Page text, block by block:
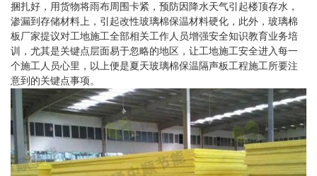
捆扎好，用货物将雨布周围卡紧，预防因降水天气引起楼顶存水，
渗漏到存储材料上，引起改性玻璃棉保温材料硬化，此外，玻璃棉
板厂家提议对工地施工全部相关工作人员增强安全知识教育业务培
训，尤其是关键点层面易于忽略的地区，让工地施工安全进入每一
个施工人员心里，以上便是夏天玻璃棉保温隔声板工程施工所要注
意到的关键点事项。